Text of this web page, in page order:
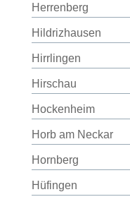
Herrenberg
Hildrizhausen
Hirrlingen
Hirschau
Hockenheim
Horb am Neckar
Hornberg
Hüfingen